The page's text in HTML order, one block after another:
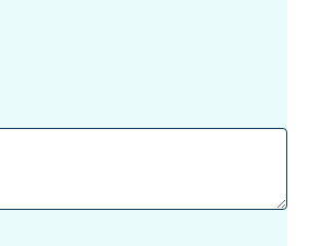
en zonder problemen
en afhandeling
compliment.
is de keuze voor GLS als
van de verkoper was goed,